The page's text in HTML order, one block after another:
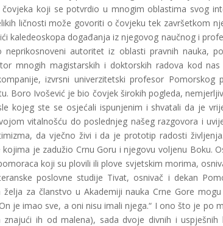
koji se potvrdio u mnogim oblastima svog
ličnosti može govoriti o čovjeku tek završetkom
kaledeoskopa događanja iz njegovog naučnog i
autoritet iz oblasti pravnih nauka,
mnogih magistarskih i doktorskih radova kod
izvrsni univerzitetski profesor
Boro Ivošević je bio čovjek širokih pogleda,
kojeg ste se osjećali ispunjenim i shvatali da je
vitalnošću do poslednjeg našeg razgovora i
da vječno živi i da je prototip radosti
je zadužio Crnu Goru i njegovu voljenu Boku.
koji su plovili ili plove svjetskim morima,
poslovne studije Tivat, osnivač i dekan
želja za članstvo u Akademiji nauka Crne Gore
je imao sve, a oni nisu imali njega.“ I ono što je po
ih od malena), sada dvoje divnih i